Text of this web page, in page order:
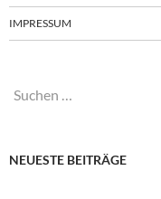
IMPRESSUM
Suchen
NEUESTE BEITRÄGE